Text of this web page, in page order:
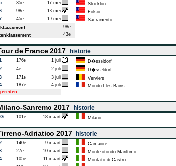
35e 17 mei Stockton
98e 18 mei Folsom
45e 19 mei Sacramento
98e
43e
de France 2017 historie
176e 1 juli D�sseldorf
4e 2 juli D�sseldorf
171e 3 juli Verviers
187e 4 juli Mondorf-les-Bains
Sanremo 2017 historie
101e 18 maart Milano
Adriatico 2017 historie
140e 9 maart Camaiore
27e 10 maart Monterotondo Marittimo
105e 11 maart Montalto di Castro